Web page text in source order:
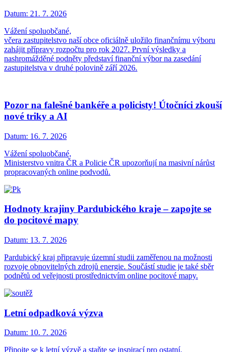
Datum: 21. 7. 2026
Vážení spoluobčané,
včera zastupitelstvo naší obce oficiálně uložilo finančnímu výboru
zahájit přípravy rozpočtu pro rok 2027. První výsledky a
nashromážděné podněty představí finanční výbor na zasedání
zastupitelstva v druhé polovině září 2026.
Pozor na falešné bankéře a policisty! Útočníci zkouší
nové triky a AI
Datum: 16. 7. 2026
Vážení spoluobčané,
Ministerstvo vnitra ČR a Policie ČR upozorňují na masivní nárůst
propracovaných online podvodů.
Hodnoty krajiny Pardubického kraje – zapojte se
do pocitové mapy
Datum: 13. 7. 2026
Pardubický kraj připravuje územní studii zaměřenou na možnosti
rozvoje obnovitelných zdrojů energie. Součástí studie je také sběr
podnětů od veřejnosti prostřednictvím online pocitové mapy.
Letní odpadková výzva
Datum: 10. 7. 2026
Připojte se k letní výzvě a staňte se inspirací pro ostatní.